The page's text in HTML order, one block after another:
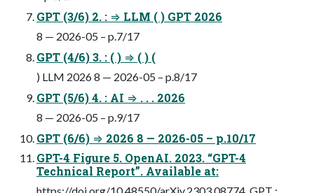
GPT (3/6) 2. : ⇒ LLM ( ) GPT 2026
8 — 2026-05 – p.7/17
GPT (4/6) 3. : ( ) ⇒ ( ) (
) LLM 2026 8 — 2026-05 – p.8/17
GPT (5/6) 4. : AI ⇒ . . . 2026
8 — 2026-05 – p.9/17
GPT (6/6) ⇒ 2026 8 — 2026-05 – p.10/17
GPT-4 Figure 5. OpenAI. 2023. “GPT-4
Technical Report”. Available at:
https://doi.org/10.48550/arXiv.2303.08774. GPT :